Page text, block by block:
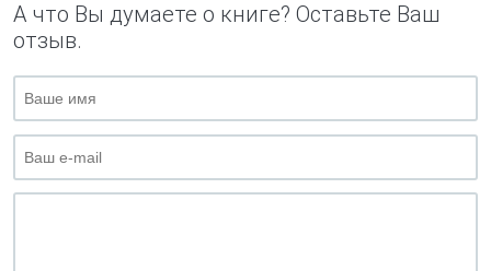
А что Вы думаете о книге? Оставьте Ваш
отзыв.